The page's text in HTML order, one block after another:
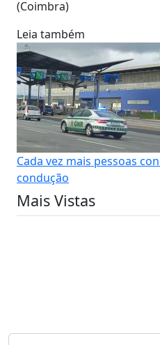
(Coimbra)
Leia também
Cada vez mais pessoas
condução
Mais Vistas